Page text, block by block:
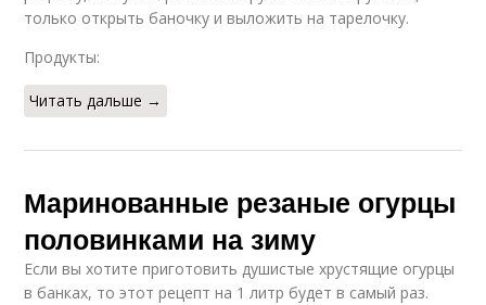
только открыть баночку и выложить на тарелочку.
Продукты:
Читать дальше →
Маринованные резаные огурцы
половинками на зиму
Если вы хотите приготовить душистые хрустящие огурцы
в банках, то этот рецепт на 1 литр будет в самый раз.